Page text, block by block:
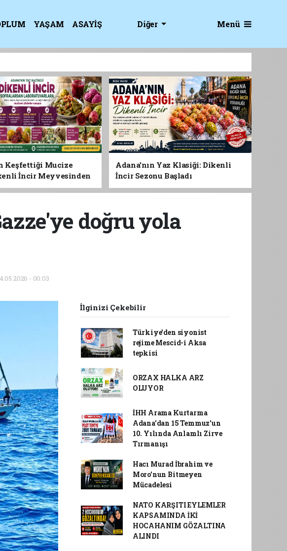
YAŞAM
ASAYİŞ
Diğer Menü
Keşfettiği Mucize
İncir Meyvesinden
Geleceğin Süper Gıdası
Adana'nın Yaz Klasiği: Dikenli
İncir Sezonu Başladı
doğru yola
- 00:03
İlginizi Çekebilir
Türkiye'den siyonist
rejime Mescid-i Aksa
tepkisi
ORZAX HALKA ARZ
OLUYOR
İHH Arama Kurtarma
Adana'dan 15 Temmuz'un
10. Yılında Anlamlı Zirve
Tırmanışı
Hacı Murad İbrahim ve
Moro'nun Bitmeyen
Mücadelesi
NATO KARŞITI EYLEMLER
KAPSAMINDA İKİ
HOCAHANIM GÖZALTINA
ALINDI